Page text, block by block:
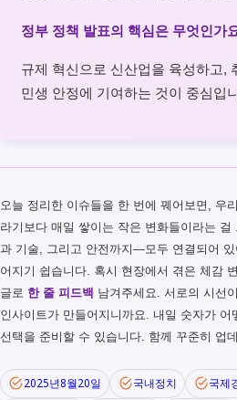
정부 정책 발표의 핵심은 무엇인가
규제 혁신으로 신산업을 육성하고,
민생 안정에 기여하는 것이 중심입
오늘 정리한 이슈들을 한 번에 꿰어보면, 우
라기보다 매일 쌓이는 작은 변화들이라는
과 기술, 그리고 안전까지—모두 연결되어
어지기 쉽습니다. 혹시 현장에서 겪은 체감
글로 한 줄 피드백 남겨주세요. 서로의 시선
인사이트가 만들어지니까요. 내일 숫자가
선택을 준비할 수 있습니다. 함께 꾸준히 업
2025년8월20일 국내정치 국제